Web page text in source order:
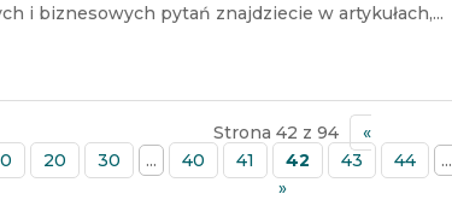
i biznesowych pytań znajdziecie w artykułach,...
Strona 42 z 94
«
20 30 ... 40 41 42 43 44 ...
»